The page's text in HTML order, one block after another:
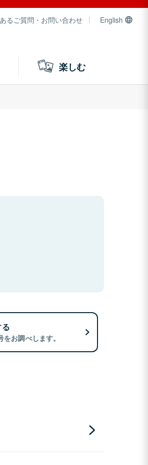
るご質問・お問い合わせ English
楽しむ
お調べします。